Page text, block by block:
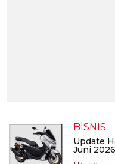
BISNIS
Update
Juni